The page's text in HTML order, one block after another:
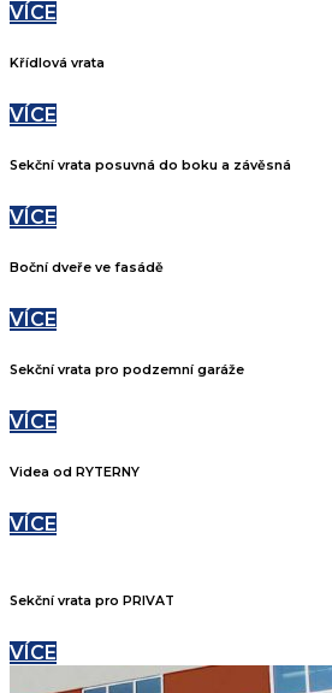
VÍCE
Křídlová vrata
VÍCE
Sekční vrata posuvná do boku a závěsná
VÍCE
Boční dveře ve fasádě
VÍCE
Sekční vrata pro podzemní garáže
VÍCE
Videa od RYTERNY
VÍCE
Sekční vrata pro PRIVAT
VÍCE